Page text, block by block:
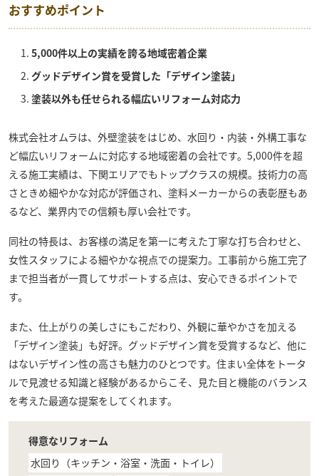
おすすめポイント
5,000件以上の実績を誇る地域密着企業
グッドデザイン賞を受賞した「デザイン塗装」
塗装以外も任せられる幅広いリフォーム対応力
株式会社オムラは、外壁塗装をはじめ、水回り・内装・外構工事な
ど幅広いリフォームに対応する地域密着の会社です。5,000件を超
える施工実績は、下関エリアでもトップクラスの規模。技術力の高
さときめ細やかな対応が評価され、塗料メーカーからの表彰歴もあ
るなど、業界内での信頼も厚い会社です。
同社の特長は、お客様の満足を第一に考えた丁寧な打ち合わせと、
女性スタッフによる細やかな視点での提案力。工事前から施工完了
まで担当者が一貫してサポートする点は、安心できるポイントで
す。
また、仕上がりの美しさにもこだわり、外観に華やかさを加える
「デザイン塗装」も好評。グッドデザイン賞を受賞するなど、他に
はないデザイン性の高さも魅力のひとつです。住まい全体をトータ
ルで見渡せる知識と経験があるからこそ、見た目と機能のバランス
を考えた最適な提案をしてくれます。
得意なリフォーム
水回り（キッチン・浴室・洗面・トイレ）